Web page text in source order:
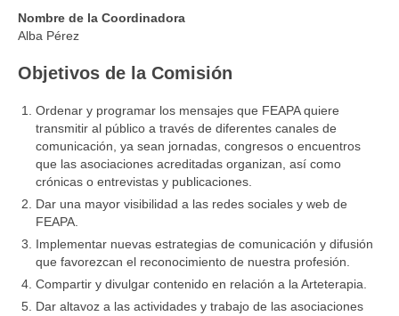
CÓDIGO ÉTICO
ASOCIACIONES FEDERADAS
AFIA
ANDART
ATe
MURART
ACTIVIDADES DE ARTETERAPIA
CONGRESOS DE ARTETERAPIA
Nombre de la Coordinadora
Alba Pérez
Objetivos de la Comisión
Ordenar y programar los mensajes que FEAPA quiere
transmitir al público a través de diferentes canales de
comunicación, ya sean jornadas, congresos o encuentros
que las asociaciones acreditadas organizan, así como
crónicas o entrevistas y publicaciones.
Dar una mayor visibilidad a las redes sociales y web de
FEAPA.
Implementar nuevas estrategias de comunicación y difusión
que favorezcan el reconocimiento de nuestra profesión.
Compartir y divulgar contenido en relación a la Arteterapia.
Dar altavoz a las actividades y trabajo de las asociaciones